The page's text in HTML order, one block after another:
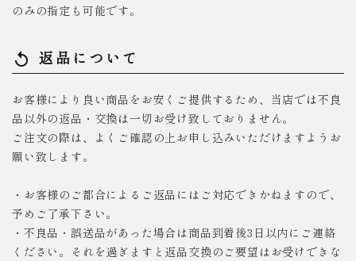
のみの指定も可能です。
replay 返品について
お客様により良い商品をお安くご提供するため、当店では不良
品以外の返品・交換は一切お受け致しておりません。
ご注文の際は、よくご確認の上お申し込みいただけますようお
願い致します。
・お客様のご都合によるご返品にはご対応できかねますので、
予めご了承下さい。
・不良品・誤送品があった場合は商品到着後3日以内にご連絡
ください。それを過ぎますと返品交換のご要望はお受けできな